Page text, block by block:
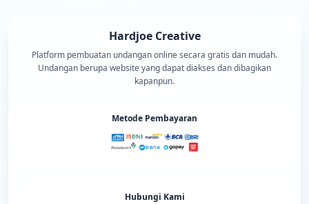
Hardjoe Creative
Platform pembuatan undangan online secara gratis dan mudah.
Undangan berupa website yang dapat diakses dan dibagikan
kapanpun.
Metode Pembayaran
Hubungi Kami